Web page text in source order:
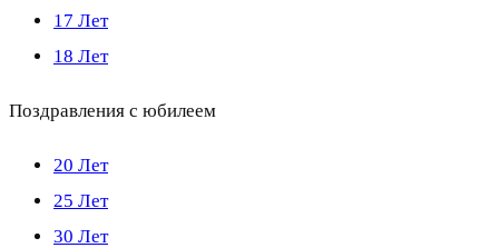
17 Лет
18 Лет
Поздравления с юбилеем
20 Лет
25 Лет
30 Лет